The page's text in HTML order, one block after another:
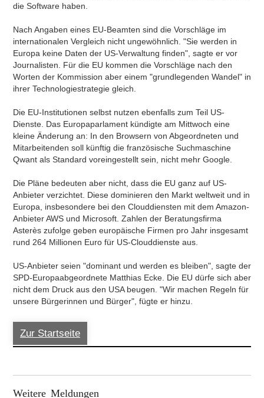
die Software haben.
Nach Angaben eines EU-Beamten sind die Vorschläge im
internationalen Vergleich nicht ungewöhnlich. "Sie werden in
Europa keine Daten der US-Verwaltung finden", sagte er vor
Journalisten. Für die EU kommen die Vorschläge nach den
Worten der Kommission aber einem "grundlegenden Wandel" in
ihrer Technologiestrategie gleich.
Die EU-Institutionen selbst nutzen ebenfalls zum Teil US-
Dienste. Das Europaparlament kündigte am Mittwoch eine
kleine Änderung an: In den Browsern von Abgeordneten und
Mitarbeitenden soll künftig die französische Suchmaschine
Qwant als Standard voreingestellt sein, nicht mehr Google.
Die Pläne bedeuten aber nicht, dass die EU ganz auf US-
Anbieter verzichtet. Diese dominieren den Markt weltweit und in
Europa, insbesondere bei den Clouddiensten mit dem Amazon-
Anbieter AWS und Microsoft. Zahlen der Beratungsfirma
Asterès zufolge geben europäische Firmen pro Jahr insgesamt
rund 264 Millionen Euro für US-Clouddienste aus.
US-Anbieter seien "dominant und werden es bleiben", sagte der
SPD-Europaabgeordnete Matthias Ecke. Die EU dürfe sich aber
nicht dem Druck aus den USA beugen. "Wir machen Regeln für
unsere Bürgerinnen und Bürger", fügte er hinzu.
Zur Startseite
Weitere Meldungen